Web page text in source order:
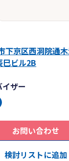
下京区西洞院通
巳ビル2B
ザー
お問い合わせ
検討リストに追加